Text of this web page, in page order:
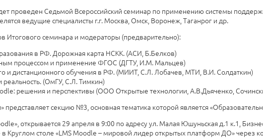
проведен Седьмой Всероссийский семинар по применению системы
ведущие специалисты г.г. Москва, Омск, Воронеж, Таганрог и др.
Итогового семинара и модераторы (предварительно):
в РФ. Дорожная карта НСКК. (АСИ, Б.Белков)
процессом и применение ФГОС (ДГТУ, И.М. Мальцев)
и дистанционного обучения в РФ. (МИИТ, С.Л. Лобачев, МТИ, В.И. Солдаткин)
(ОмГУ, С.Л. Тимкин)
решения и перспективы (ООО Открытые технологии, А.В.Дьяченко,
представляет секцию №3, основная тематика которой является
открывается 29 апреля в 9:00 по адресу ул. Малая Юшуньская д.1 к.1,
в Круглом столе «LMS Moodle – мировой лидер открытых платформ ДО»